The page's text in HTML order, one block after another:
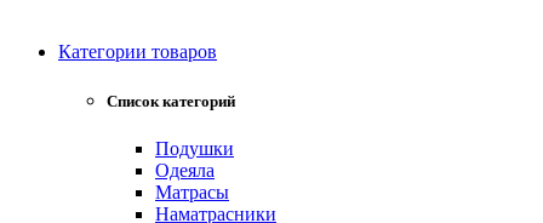
Категории товаров
Список категорий
Подушки
Одеяла
Матрасы
Наматрасники